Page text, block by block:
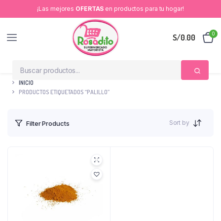
¡Las mejores OFERTAS en productos para tu hogar!
S/0.00 0
INICIO
PRODUCTOS ETIQUETADOS “PALILLO”
Filter Products Sort by